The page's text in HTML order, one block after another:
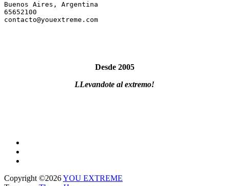
Buenos Aires, Argentina
65652100
Desde 2005
LLevandote al extremo!
Copyright ©2026YOU EXTREME